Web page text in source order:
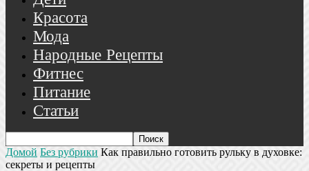
Красота
Мода
Народные Рецепты
Фитнес
Питание
Статьи
Домой Без рубрики Как правильно готовить рульку в духовке:
секреты и рецепты